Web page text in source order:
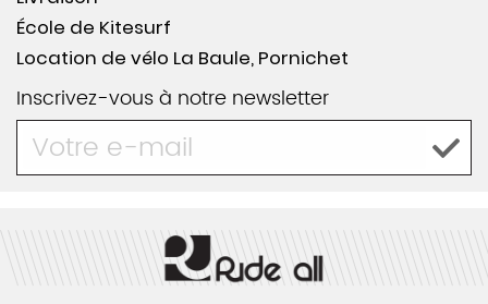
École de Kitesurf
Location de vélo La Baule, Pornichet
Inscrivez-vous à notre newsletter